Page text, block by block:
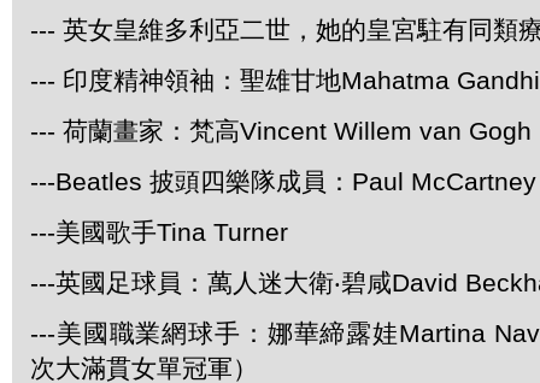
--- 英女皇維多利亞二世，她的皇宮駐有同類
--- 印度精神領袖：聖雄甘地Mahatma Gandhi
--- 荷蘭畫家：梵高Vincent Willem van Gogh
---Beatles 披頭四樂隊成員：Paul
---美國歌手Tina Turner
---英國足球員：萬人迷大衛‧碧咸David
---美國職業網球手：娜華締露娃Martina
次大滿貫女單冠軍）